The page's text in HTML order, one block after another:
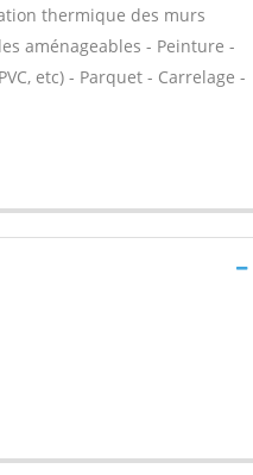
thermique des murs
aménageables - Peinture -
etc) - Parquet - Carrelage -